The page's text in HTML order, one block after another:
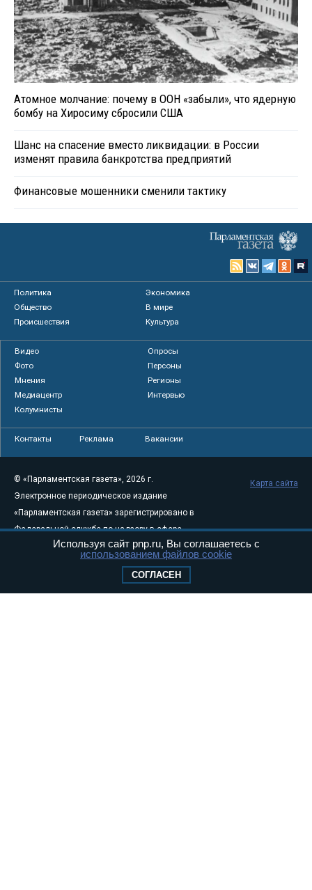
Атомное молчание: почему в ООН «забыли», что ядерную
бомбу на Хиросиму сбросили США
Шанс на спасение вместо ликвидации: в России
изменят правила банкротства предприятий
Финансовые мошенники сменили тактику
Политика
Экономика
Общество
В мире
Происшествия
Культура
Видео
Опросы
Фото
Персоны
Мнения
Регионы
Медиацентр
Интервью
Колумнисты
Контакты Реклама Вакансии
© «Парламентская газета», 2026 г.
Электронное периодическое издание
«Парламентская газета» зарегистрировано в
Федеральной службе по надзору в сфере
связи, информационных технологий и
массовых коммуникаций (Роскомнадзор) 05
Свидетельство о регистрации Эл № ФС77-
Карта сайта
Используя сайт pnp.ru, Вы соглашаетесь с
использованием файлов cookie
СОГЛАСЕН